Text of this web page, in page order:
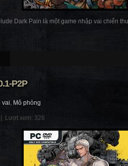
Dark Pain là một game nhập vai chiến
P2P
vai, Mô phỏng
Lượt xem: 326